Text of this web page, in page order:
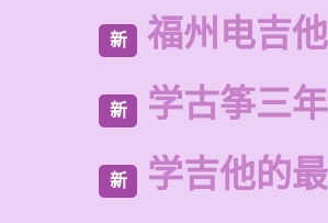
新 福州电吉
新 学古筝三
新 学吉他的